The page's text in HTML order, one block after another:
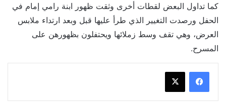
كما تداول البعض لقطات أخرى وثقت ظهور ابنة رامي إمام في
الحفل ورصدت التغيير الذي طرأ عليها قبل وبعد ارتداء ملابس
العرض، وهي تقف وسط زملائها ويحتفلون بظهورهن على
المسرح.